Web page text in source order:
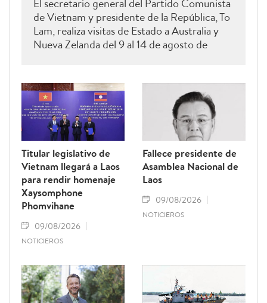
El secretario general del Partido Comunista
de Vietnam y presidente de la República, To
Lam, realiza visitas de Estado a Australia y
Nueva Zelanda del 9 al 14 de agosto de
Titular legislativo de
Vietnam llegará a Laos
para rendir homenaje
Xaysomphone
Phomvihane
09/08/2026
NOTICIEROS
Fallece presidente de
Asamblea Nacional de
Laos
09/08/2026
NOTICIEROS